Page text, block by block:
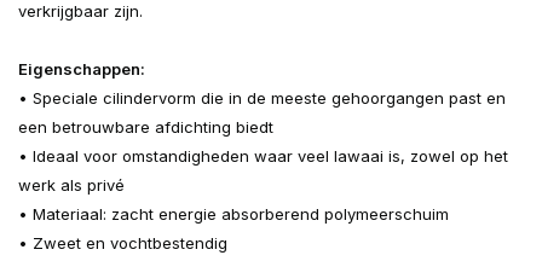
verkrijgbaar zijn.
Eigenschappen:
• Speciale cilindervorm die in de meeste gehoorgangen past en
een betrouwbare afdichting biedt
• Ideaal voor omstandigheden waar veel lawaai is, zowel op het
werk als privé
• Materiaal: zacht energie absorberend polymeerschuim
• Zweet en vochtbestendig